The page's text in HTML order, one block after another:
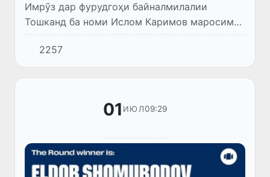
Имрӯз дар фурудгоҳи байналмилалии
Тошканд ба номи Ислом Каримов маросими
ботантанаи истиқболи дастаи мунтахаби
футболи Ӯзбекистон баргузор гардид, ки
бори аввал дар таърихи худ дар...
2257
01 ИЮЛ09:29